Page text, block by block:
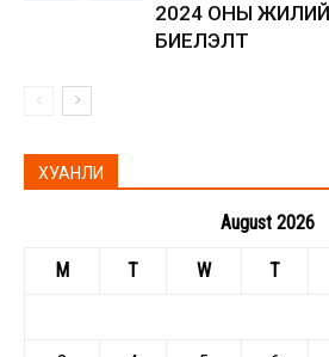
2024 ОНЫ
БИЕЛЭЛТ
ХУАНЛИ
August 2026
M T W T